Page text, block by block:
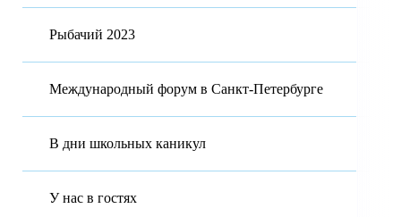
Рыбачий 2023
Международный форум в Санкт-Петербурге
В дни школьных каникул
У нас в гостях